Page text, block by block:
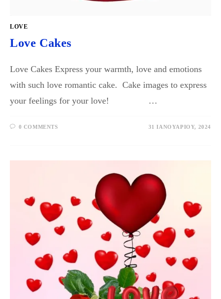
LOVE
Love Cakes
Love Cakes Express your warmth, love and emotions
with such love romantic cake. Cake images to express
your feelings for your love! …
0 COMMENTS 31 ΙΑΝΟΥΑΡΊΟΥ, 2024